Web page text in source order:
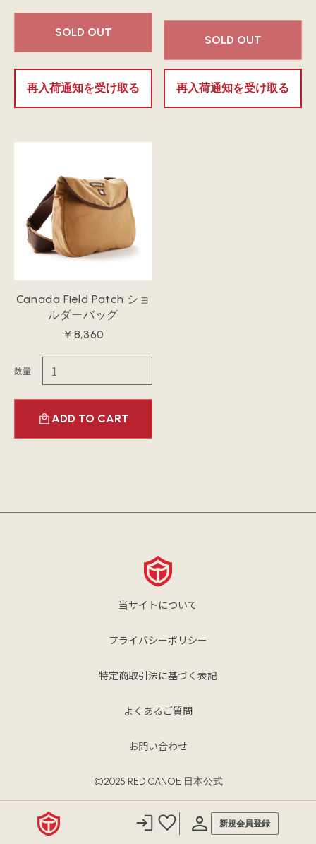
新規会員登録
SOLD OUT
再入荷通知を受け取る
SOLD OUT
再入荷通知を受け取る
Canada Field Patch ショ
ルダーバッグ
￥8,360
数量
ADD TO CART
当サイトについて
プライバシーポリシー
特定商取引法に基づく表記
よくあるご質問
お問い合わせ
©2025 RED CANOE 日本公式